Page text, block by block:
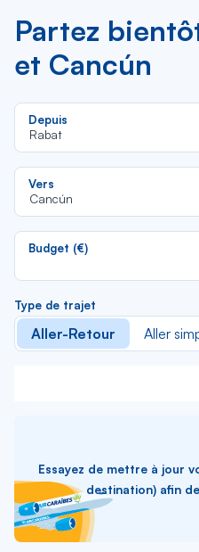
Partez
et Cancún
Depuis
Rabat
Vers
Cancún
Budget (€)
Type de trajet
Aller-Retour Aller
Essayez de mettre à jour
destination) afin